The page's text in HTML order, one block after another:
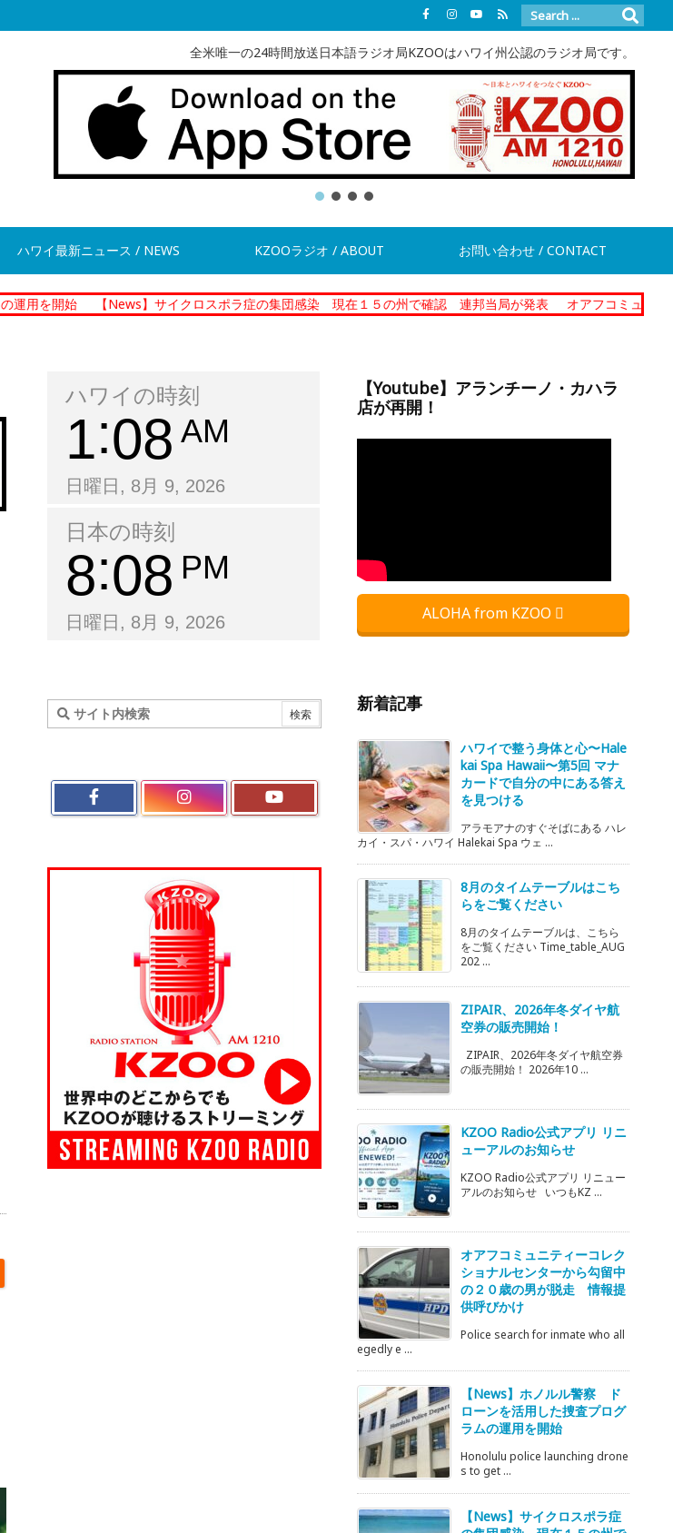
全米唯一の24時間放送日本語ラジオ局KZOOはハワイ州公認のラジオ局です。
ハワイ最新ニュース / NEWS KZOOラジオ / ABOUT お問い合わせ / CONTACT
【News】サイクロスポラ症の集団感染 現在１５の州で確認 連邦当局が発表 オアフコミュニティーコレク
ハワイの時刻
1 08 AM
日曜日, 8月 9, 2026
日本の時刻
8 08 PM
日曜日, 8月 9, 2026
【Youtube】アランチーノ・カハラ
店が再開！
ALOHA from KZOO
新着記事
ハワイで整う身体と心〜Hale
kai Spa Hawaii〜第5回 マナ
カードで自分の中にある答え
を見つける
アラモアナのすぐそばにある ハレ
カイ・スパ・ハワイ Halekai Spa ウェ ...
8月のタイムテーブルはこち
らをご覧ください
8月のタイムテーブルは、こちら
をご覧ください Time_table_AUG
202 ...
ZIPAIR、2026年冬ダイヤ航
空券の販売開始！
ZIPAIR、2026年冬ダイヤ航空券
の販売開始！ 2026年10 ...
KZOO Radio公式アプリ リニ
ューアルのお知らせ
KZOO Radio公式アプリ リニュー
アルのお知らせ いつもKZ ...
オアフコミュニティーコレク
ショナルセンターから勾留中
の２０歳の男が脱走 情報提
供呼びかけ
Police search for inmate who all
egedly e ...
【News】ホノルル警察 ド
ローンを活用した捜査プログ
ラムの運用を開始
Honolulu police launching drone
s to get ...
【News】サイクロスポラ症